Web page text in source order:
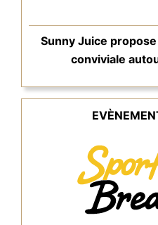
Sunny Juice
conviviale